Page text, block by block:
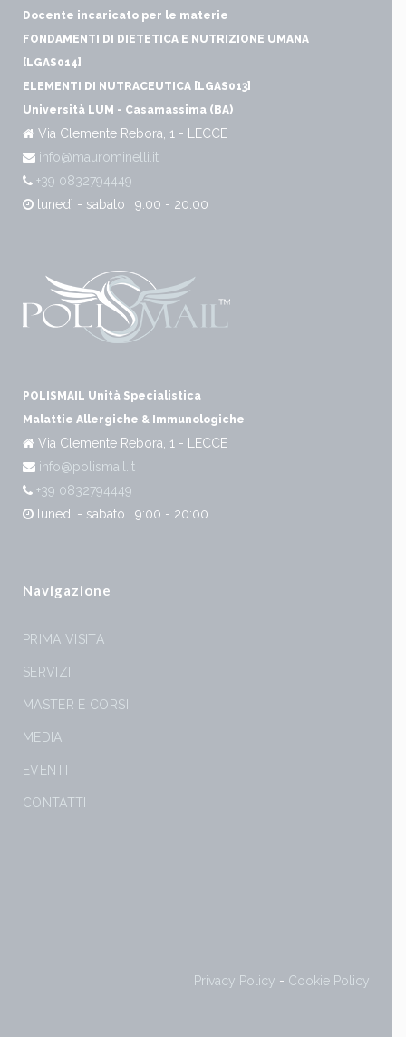
Docente incaricato per le materie
FONDAMENTI DI DIETETICA E NUTRIZIONE UMANA
[LGAS014]
ELEMENTI DI NUTRACEUTICA [LGAS013]
Università LUM - Casamassima (BA)
Via Clemente Rebora, 1 - LECCE
info@maurominelli.it
+39 0832794449
lunedì - sabato | 9:00 - 20:00
POLISMAIL Unità Specialistica
Malattie Allergiche & Immunologiche
Via Clemente Rebora, 1 - LECCE
info@polismail.it
+39 0832794449
lunedì - sabato | 9:00 - 20:00
Navigazione
PRIMA VISITA
SERVIZI
MASTER E CORSI
MEDIA
EVENTI
CONTATTI
Privacy Policy - Cookie Policy